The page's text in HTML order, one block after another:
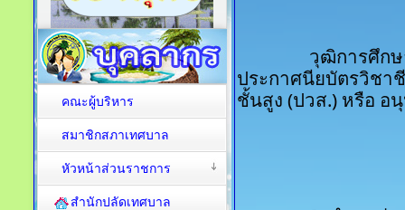
ประกาศนียบัตรวิชา
ชั้นสูง (ปวส.) หรือ อ
คณะผู้บริหาร
สมาชิกสภาเทศบาล
หัวหน้าส่วนราชการ
สำนักปลัดเทศบาล